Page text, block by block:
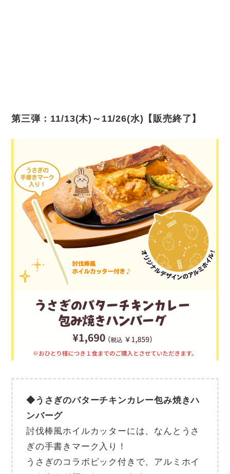
第三弾：11/13(木)～11/26(水)【販売終了】
◆うさぎのバターチキンカレー包み焼きハ
ンバーグ
討伐棒風ホイルカッターには、なんとうさ
ぎの手書きマーク入り！
うさぎのコラボピック付きで、アルミホイ